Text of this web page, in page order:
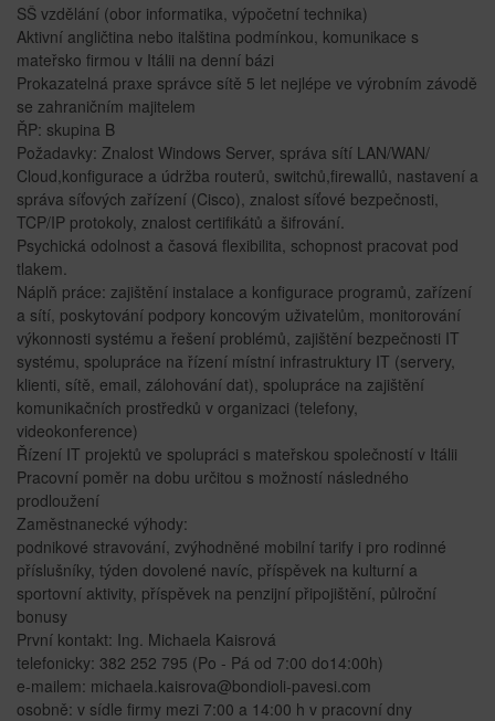
SŠ vzdělání (obor informatika, výpočetní technika)
Aktivní angličtina nebo italština podmínkou, komunikace s
mateřsko firmou v Itálii na denní bázi
Prokazatelná praxe správce sítě 5 let nejlépe ve výrobním závodě
se zahraničním majitelem
ŘP: skupina B
Požadavky: Znalost Windows Server, správa sítí LAN/WAN/
Cloud,konfigurace a údržba routerů, switchů,firewallů, nastavení a
správa síťových zařízení (Cisco), znalost síťové bezpečnosti,
TCP/IP protokoly, znalost certifikátů a šifrování.
Psychická odolnost a časová flexibilita, schopnost pracovat pod
tlakem.
Náplň práce: zajištění instalace a konfigurace programů, zařízení
a sítí, poskytování podpory koncovým uživatelům, monitorování
výkonnosti systému a řešení problémů, zajištění bezpečnosti IT
systému, spolupráce na řízení místní infrastruktury IT (servery,
klienti, sítě, email, zálohování dat), spolupráce na zajištění
komunikačních prostředků v organizaci (telefony,
videokonference)
Řízení IT projektů ve spolupráci s mateřskou společností v Itálii
Pracovní poměr na dobu určitou s možností následného
prodloužení
Zaměstnanecké výhody:
podnikové stravování, zvýhodněné mobilní tarify i pro rodinné
příslušníky, týden dovolené navíc, příspěvek na kulturní a
sportovní aktivity, příspěvek na penzijní připojištění, půlroční
bonusy
První kontakt: Ing. Michaela Kaisrová
telefonicky: 382 252 795 (Po - Pá od 7:00 do14:00h)
e-mailem: michaela.kaisrova@bondioli-pavesi.com
osobně: v sídle firmy mezi 7:00 a 14:00 h v pracovní dny